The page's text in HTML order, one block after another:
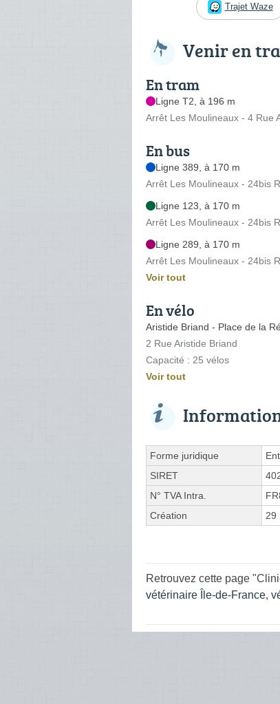
Trajet Waze
Venir en
En tram
Ligne T2, à 196 m
Arrêt Les Moulineaux - 4 Rue
En bus
Ligne 389, à 170 m
Arrêt Les Moulineaux - 24bis
Ligne 123, à 170 m
Arrêt Les Moulineaux - 24bis
Ligne 289, à 170 m
Arrêt Les Moulineaux - 24bis
Voir tout
En vélo
Aristide Briand - Place de la
2 Rue Aristide Briand
Capacité : 25 vélos
Voir tout
Forme juridique
SIRET
N° TVA Intra.
Création
29
Retrouvez cette page
vétérinaire Île-de-France,